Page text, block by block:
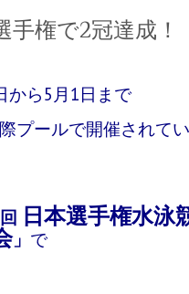
手権で2冠達成！
から5月1日まで
プールで開催されてい
日本選手権水泳
」 で